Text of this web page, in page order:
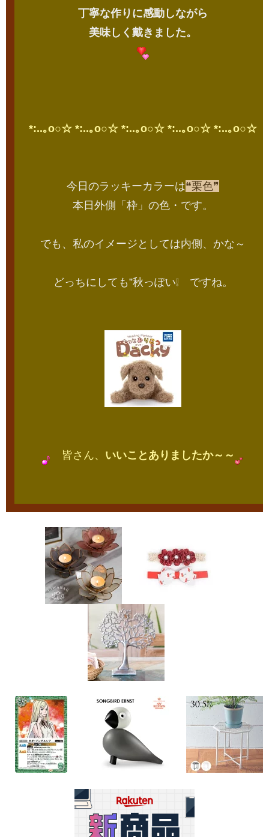
丁寧な作りに感動しながら
美味しく戴きました。
*:..｡o○☆ *:..｡o○☆ *:..｡o○☆ *:..｡o○☆ *:..｡o○☆
今日のラッキーカラーは❝栗色❞
本日外側「枠」の色・です。
でも、私のイメージとしては内側、かな～
どっちにしても”秋っぽい❕ ですね。
皆さん、 いいことありましたか～～
​